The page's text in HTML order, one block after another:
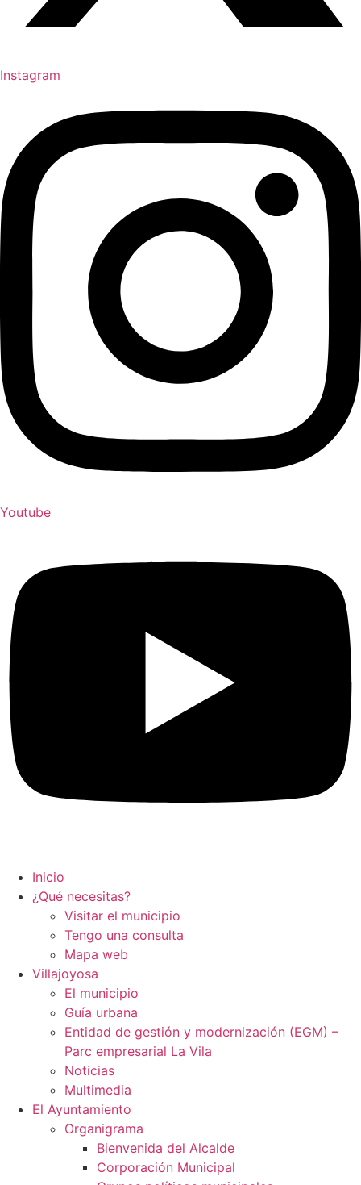
Instagram
Youtube
Inicio
¿Qué necesitas?
Visitar el municipio
Tengo una consulta
Mapa web
Villajoyosa
El municipio
Guía urbana
Entidad de gestión y modernización (EGM) –
Parc empresarial La Vila
Noticias
Multimedia
El Ayuntamiento
Organigrama
Bienvenida del Alcalde
Corporación Municipal